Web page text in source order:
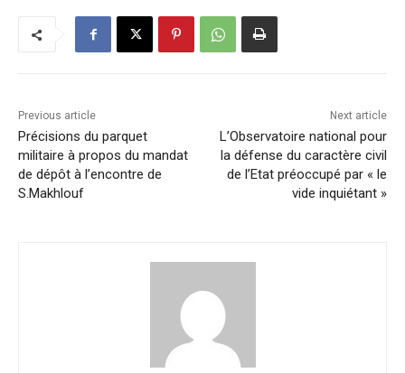
Previous article
Précisions du parquet
militaire à propos du mandat
de dépôt à l’encontre de
S.Makhlouf
Next article
L’Observatoire national pour
la défense du caractère civil
de l’Etat préoccupé par « le
vide inquiétant »